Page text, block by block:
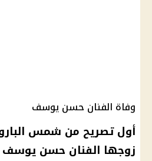
وفاة الفنان حسن يوسف
أول تصريح من شمس
زوجها الفنان حسن يوسف